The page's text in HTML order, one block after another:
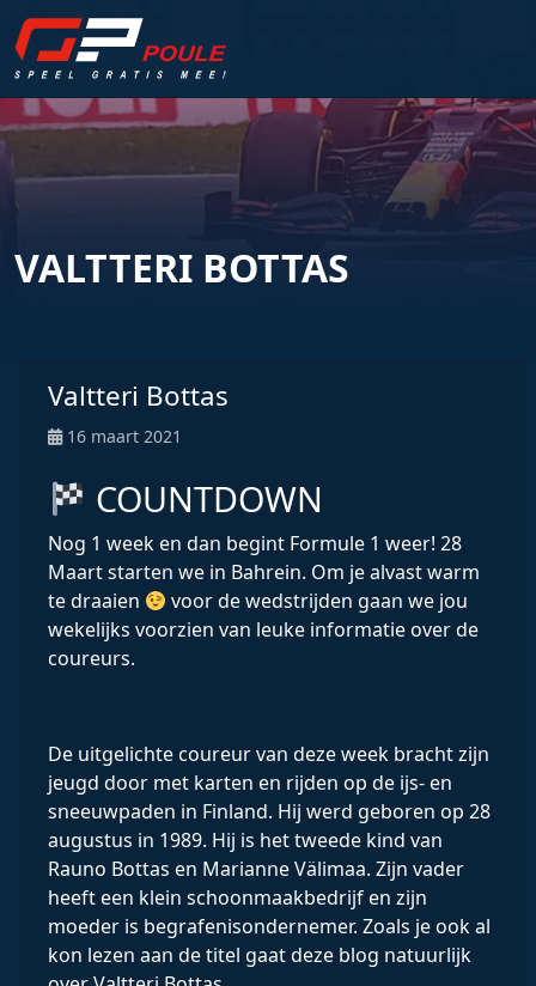
VALTTERI BOTTAS
Valtteri Bottas
16 maart 2021
COUNTDOWN
Nog 1 week en dan begint Formule 1 weer! 28
Maart starten we in Bahrein. Om je alvast warm
te draaien
voor de wedstrijden gaan we jou
wekelijks voorzien van leuke informatie over de
coureurs.
De uitgelichte coureur van deze week bracht zijn
jeugd door met karten en rijden op de ijs- en
sneeuwpaden in Finland. Hij werd geboren op 28
augustus in 1989. Hij is het tweede kind van
Rauno Bottas en Marianne Välimaa. Zijn vader
heeft een klein schoonmaakbedrijf en zijn
moeder is begrafenisondernemer. Zoals je ook al
kon lezen aan de titel gaat deze blog natuurlijk